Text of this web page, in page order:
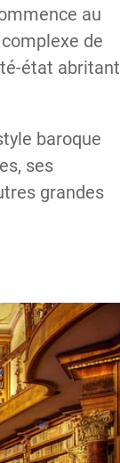
au
de
état abritant
baroque
ses
grandes